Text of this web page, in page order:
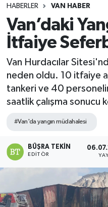
HABERLER VAN HABER
Van’daki
İtfaiye
Van Hurdacılar
neden oldu. 10 itfaiye
tankeri ve 40
saatlik çalışma sonucu
#Van'da yangın müdahalesi
BÜŞRA TEKIN
EDITÖR
Puan Durumu ve
Tüm Manşetler
Son Dakika Haberleri